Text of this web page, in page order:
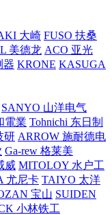
大崎 FUSO 扶桑
美德龙 ACO 亚光
器 KRONE KASUGA
SANYO 山洋电气
電業 Tohnichi 东日制
研 ARROW 施耐德电
Ga-rew 格莱美
威 MITOLOY 水户工
尤尼卡 TAIYO 太洋
宝山 SUIDEN
小林铁工